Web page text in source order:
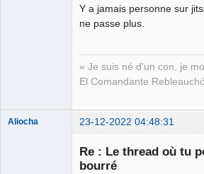
Y a jamais personne sur
ne passe plus.
« Je suis né d'un con, je
El Comandante
Aliocha 23-12-2022 04:48:31
Re : Le thread où tu
bourré